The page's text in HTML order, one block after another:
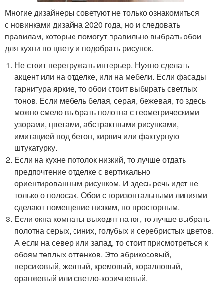
Многие дизайнеры советуют не только ознакомиться
с новинками дизайна 2020 года, но и следовать
правилам, которые помогут правильно выбрать обои
для кухни по цвету и подобрать рисунок.
Не стоит перегружать интерьер. Нужно сделать
акцент или на отделке, или на мебели. Если фасады
гарнитура яркие, то обои стоит выбирать светлых
тонов. Если мебель белая, серая, бежевая, то здесь
можно смело выбрать полотна с геометрическими
узорами, цветами, абстрактными рисунками,
имитацией под бетон, кирпич или фактурную
штукатурку.
Если на кухне потолок низкий, то лучше отдать
предпочтение отделке с вертикально
ориентированным рисунком. И здесь речь идет не
только о полосах. Обои с горизонтальными линиями
сделают помещение низким, но просторным.
Если окна комнаты выходят на юг, то лучше выбрать
полотна серых, синих, голубых и серебристых цветов.
А если на север или запад, то стоит присмотреться к
обоям теплых оттенков. Это абрикосовый,
персиковый, желтый, кремовый, коралловый,
оранжевый или светло-коричневый.